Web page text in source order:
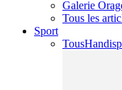
Galerie
Tous les
Sport
Tous